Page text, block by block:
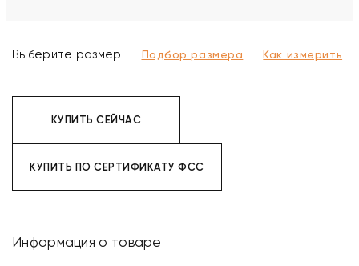
Выберите размер Подбор размера Как измерить
КУПИТЬ СЕЙЧАС
КУПИТЬ ПО СЕРТИФИКАТУ ФСС
Информация о товаре